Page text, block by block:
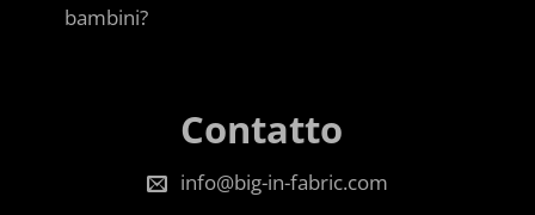
bambini?
Contatto
info@big-in-fabric.com